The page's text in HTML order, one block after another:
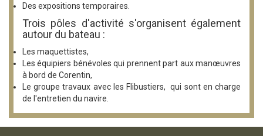
Des expositions temporaires.
Trois pôles d'activité s'organisent également
autour du bateau :
Les maquettistes,
Les équipiers bénévoles qui prennent part aux manœuvres
à bord de Corentin,
Le groupe travaux avec les Flibustiers, qui sont en charge
de l'entretien du navire.